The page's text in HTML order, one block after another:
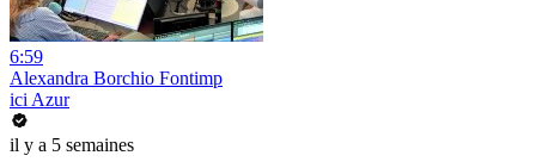
6:59
Alexandra Borchio Fontimp
ici Azur
il y a 5 semaines